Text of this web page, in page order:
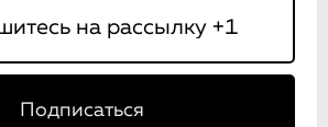
Подписаться